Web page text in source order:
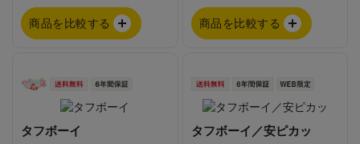
商品を比較する 商品を比較する
タフボーイ タフボーイ／安ピカッ